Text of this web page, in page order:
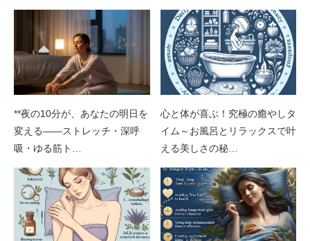
**夜の10分が、あなたの明日を
変える――ストレッチ・深呼
吸・ゆる筋ト…
心と体が喜ぶ！究極の癒やしタ
イム～お風呂とリラックスで叶
える美しさの秘…